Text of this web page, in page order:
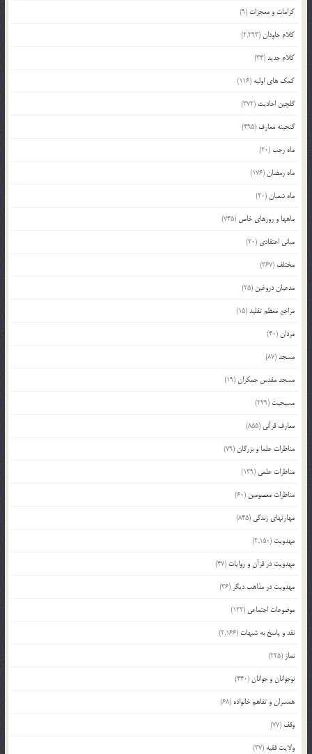
کرامات و معجزات (9)
کلام جاودان(2,293)
کلام جدید(34)
کمک های اولیه (116)
گلچین احادیث (372)
گنجینه معارف (495)
ماه رجب(20)
ماه رمضان(176)
ماه شعبان(20)
ماهها و روزهای خاص (745)
مبانی اعتقادی (20)
مختلف (367)
مدعیان دروغین (25)
مراجع معظم تقلید(15)
مردان(40)
مسجد(87)
مسجد مقدس جمکران(19)
مسیحیت (229)
معارف قرآنی (855)
مناظرات علما و بزرگان(79)
مناظرات علمی (139)
مناظرات معصومین (60)
مهارتهای زندگی (845)
مهدویت (2,150)
مهدویت در قرآن و روایات (47)
مهدویت در مذاهب دیگر (36)
موضوعات اجتماعی (122)
نقد و پاسخ به شبهات (2,166)
نماز (225)
نوجوانان و جوانان(440)
همسران و تفاهم خانواده (68)
وقف (77)
ولایت فقیه (37)